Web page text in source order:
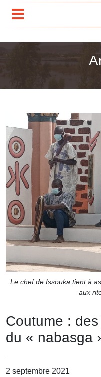
Le chef de Issouka tient à
aux
Coutume :
du « nabasga
2 septembre 2021